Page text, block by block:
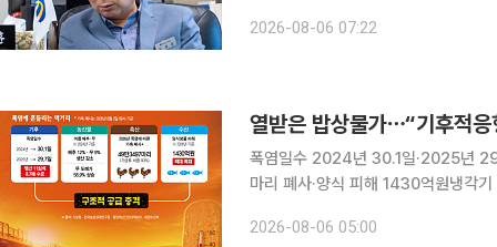
2026-08-06 07:22
폭염일수 2024년 30.1일·2025년
마리 폐사·양식 피해 1430억원냉
니라 농축수산물 생산을 매년 흔드는
2026-08-06 05:00